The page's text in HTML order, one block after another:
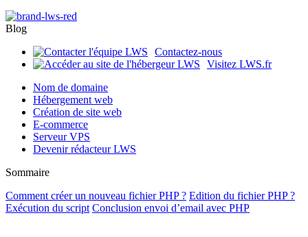
Blog
Contactez-nous
Visitez LWS.fr
Nom de domaine
Hébergement web
Création de site web
E-commerce
Serveur VPS
Devenir rédacteur LWS
Sommaire
Comment créer un nouveau fichier PHP ? Edition du fichier PHP ?
Exécution du script Conclusion envoi d’email avec PHP